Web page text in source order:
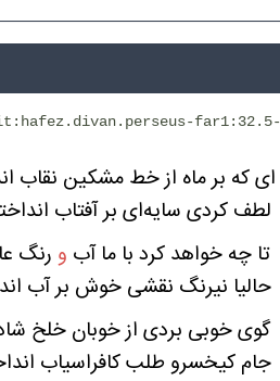
far1:32.5-
ایکه برماه ازخط مشکین نقاب
لطف کردی سایه‌ای برآفتاب
تا چه خواهد کرد با ماآب و رنگ
حالیا نیرنگ نقشی خوش برآب
گویخوبی بردی ازخوبان خلخ
جام کیخسرو طلبکافراسیاب